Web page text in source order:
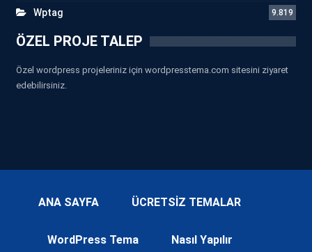
Wptag 9.819
ÖZEL PROJE TALEP
Özel wordpress projeleriniz için wordpresstema.com sitesini ziyaret
edebilirsiniz.
ANA SAYFA ÜCRETSİZ TEMALAR
WordPress Tema Nasıl Yapılır